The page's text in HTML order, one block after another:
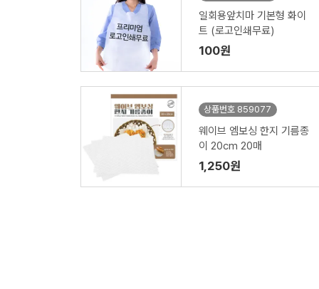
일회용앞치마 기본형 화이
트 (로고인쇄무료)
100원
상품번호 859077
웨이브 엠보싱 한지 기름종
이 20cm 20매
1,250원